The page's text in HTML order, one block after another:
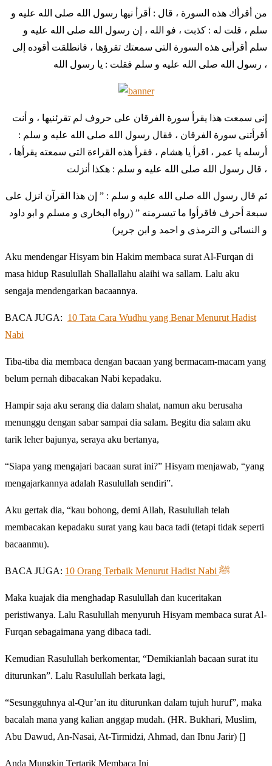
من أقرأك هذه السورة ، قال : أقرأ نيها رسول الله صلى الله عليه و
سلم ، قلت له : كذبت ، فو الله ، إن رسول الله صلى الله عليه و
سلم أقرأنى هذه السورة التى سمعتك تقرؤها ، فانطلقت أقوده إلى
رسول الله صلى الله عليه و سلم فقلت : يا رسول الله ،
إنى سمعت هذا يقرأ سورة الفرقان على حروف لم تقرئنيها ، و أنت
أقرأتنى سورة الفرقان ، فقال رسول الله صلى الله عليه و سلم :
أرسله يا عمر ، اقرأ يا هشام ، فقرأ هذه القراءة التى سمعته يقرأها ،
قال رسول الله صلى الله عليه و سلم : هكذا أنزلت ،
ثم قال رسول الله صلى الله عليه و سلم : ” إن هذا القرآن انزل على
سبعة أحرف فاقرأوا ما تيسرمنه ” (رواه البخارى و مسلم و ابو داود
و النسائى و الترمذى و احمد و ابن جرير)
Aku mendengar Hisyam bin Hakim membaca surat Al-Furqan di
masa hidup Rasulullah Shallallahu alaihi wa sallam. Lalu aku
sengaja mendengarkan bacaannya.
BACA JUGA: 10 Tata Cara Wudhu yang Benar Menurut Hadist
Nabi
Tiba-tiba dia membaca dengan bacaan yang bermacam-macam yang
belum pernah dibacakan Nabi kepadaku.
Hampir saja aku serang dia dalam shalat, namun aku berusaha
menunggu dengan sabar sampai dia salam. Begitu dia salam aku
tarik leher bajunya, seraya aku bertanya,
“Siapa yang mengajari bacaan surat ini?” Hisyam menjawab, “yang
mengajarkannya adalah Rasulullah sendiri”.
Aku gertak dia, “kau bohong, demi Allah, Rasulullah telah
membacakan kepadaku surat yang kau baca tadi (tetapi tidak seperti
bacaanmu).
BACA JUGA: 10 Orang Terbaik Menurut Hadist Nabi ﷺ
Maka kuajak dia menghadap Rasulullah dan kuceritakan
peristiwanya. Lalu Rasulullah menyuruh Hisyam membaca surat Al-
Furqan sebagaimana yang dibaca tadi.
Kemudian Rasulullah berkomentar, “Demikianlah bacaan surat itu
diturunkan”. Lalu Rasulullah berkata lagi,
“Sesungguhnya al-Qur’an itu diturunkan dalam tujuh huruf”, maka
bacalah mana yang kalian anggap mudah. (HR. Bukhari, Muslim,
Abu Dawud, An-Nasai, At-Tirmidzi, Ahmad, dan Ibnu Jarir) []
Anda Mungkin Tertarik Membaca Ini